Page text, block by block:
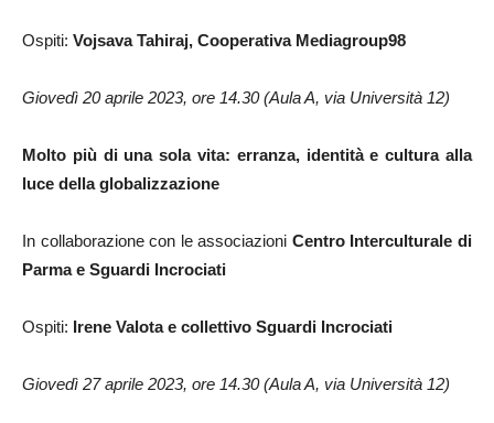
Ospiti: Vojsava Tahiraj, Cooperativa Mediagroup98
Giovedì 20 aprile 2023, ore 14.30 (Aula A, via Università 12)
Molto più di una sola vita: erranza, identità e cultura alla
luce della globalizzazione
In collaborazione con le associazioni Centro Interculturale di
Parma e Sguardi Incrociati
Ospiti: Irene Valota e collettivo Sguardi Incrociati
Giovedì 27 aprile 2023, ore 14.30 (Aula A, via Università 12)